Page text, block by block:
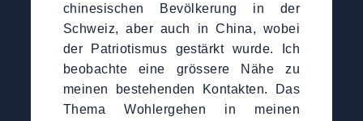
chinesischen Bevölkerung in der
Schweiz, aber auch in China, wobei
der Patriotismus gestärkt wurde. Ich
beobachte eine grössere Nähe zu
meinen bestehenden Kontakten. Das
Thema Wohlergehen in meinen